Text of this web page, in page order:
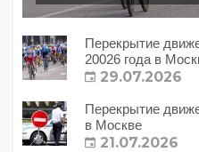
Перекрытие
20026 года в
29.07.2026
Перекрытие
в Москве
21.07.2026